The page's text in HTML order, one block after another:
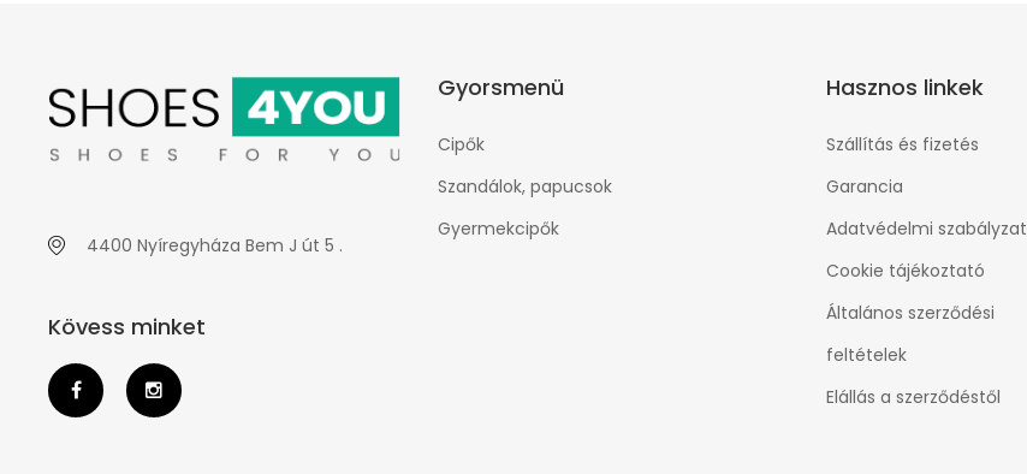
4400 Nyíregyháza Bem J út 5 .
Kövess minket
Gyorsmenü
Cipők
Szandálok, papucsok
Gyermekcipők
Hasznos linkek
Szállítás és fizetés
Garancia
Adatvédelmi szabályzat
Cookie tájékoztató
Általános szerződési
feltételek
Elállás a szerződéstől